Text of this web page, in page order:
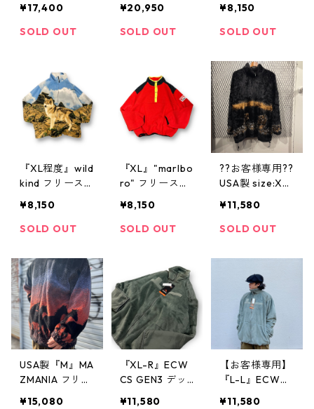
ャケット マズ
マニア フリー
長め アニマル
パターン アニ
マル オールオ
ーバー 総柄 ア
ニマルフリース
ブラウン 古着
古着屋 高円寺
217
¥17,400
SOLD OUT
デッドストック
フリースジャケ
ン ジップアッ
プ オールオー
バー 総柄 動物
馬 古着 古着屋
高円寺 ビンテ
¥20,950
SOLD OUT
ャケット アニ
マル フルジッ
猫 動物フリー
ス ベージュ ブ
ラウン 古着 古
着屋 高円寺 ビ
ンテージ n4031
0
¥8,150
SOLD OUT
『XL程度』wild
kind フリース
ニマルフリース
総柄フリース
物フリース 総
柄 動物 アニマ
ル柄 オオカミ
水色 白 ベージ
ュ 古着 古着屋
高円寺 ビンテ
ージ
¥8,150
SOLD OUT
『XL』"marlbo
ro" フリースジ
ース スナップ
マルボロ プル
着 古着屋 高円
寺 ビンテージ
¥8,150
SOLD OUT
??お客様専用??
USA製 size:XX
E 】フリースジ
ャケット アニ
ック 黒 古着 古
着屋 高円寺
¥11,580
SOLD OUT
USA製『M』MA
ZMANIA フリー
¥15,080
『XL-R』ECW
CS GEN3 デッ
¥11,580
【お客様専用】
『L-L』ECWCS
¥11,580